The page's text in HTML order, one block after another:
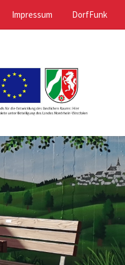
Impressum DorfFunk